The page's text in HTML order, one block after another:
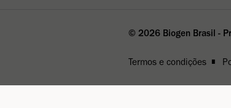
© 2026 Biogen Brasil -
Termos e condições